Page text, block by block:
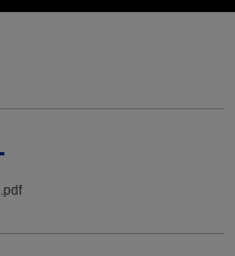
.pdf